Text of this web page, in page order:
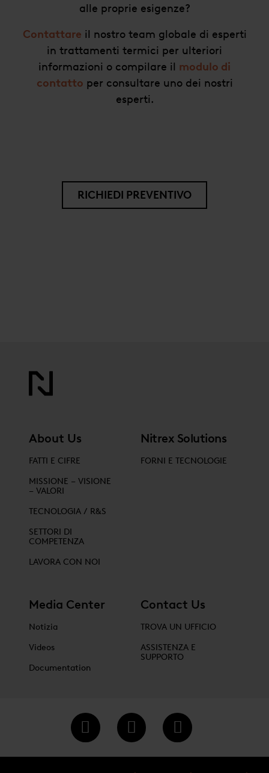
alle proprie esigenze?
Contattare il nostro team globale di esperti
in trattamenti termici per ulteriori
informazioni o compilare il modulo di
contatto per consultare uno dei nostri
esperti.
RICHIEDI PREVENTIVO
About Us
FATTI E CIFRE
MISSIONE – VISIONE
– VALORI
TECNOLOGIA / R&S
SETTORI DI
COMPETENZA
LAVORA CON NOI
Nitrex Solutions
FORNI E TECNOLOGIE
Media Center
Notizia
Videos
Documentation
Contact Us
TROVA UN UFFICIO
ASSISTENZA E
SUPPORTO